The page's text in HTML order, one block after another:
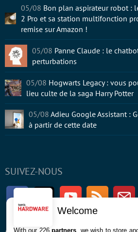
SUIVEZ-NOUS
FacebookTwitter Youtube RSS
05/08 Bon plan aspirateur robot :
2 Pro et sa station multifonction
remise sur Amazon !
05/08 Panne Claude : le
perturbations
05/08 Hogwarts Legacy : vous
lieu culte de la saga Harry Potter
05/08 Adieu Google Assistant :
à partir de cette date
Welcome
With our 226partners , we wish to store